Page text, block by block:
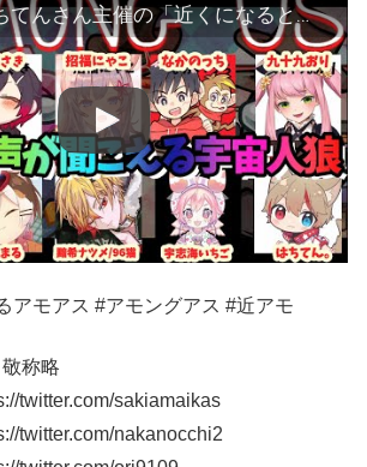
【生放送】はちてんさん主催の「近くになると話せるアモアス」宇宙人狼コラボ！【※概要欄をチェック※】【Among Us】
アモアス #アモングアス #近アモ
敬称略
twitter.com/sakiamaikas
twitter.com/nakanocchi2